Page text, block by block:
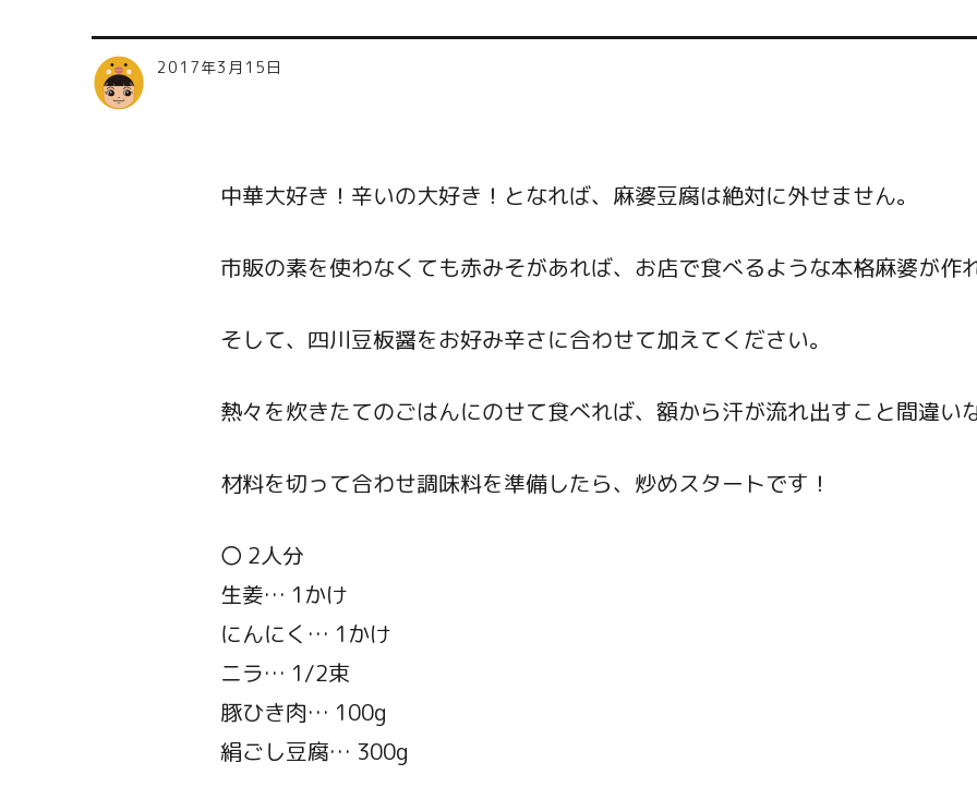
2017年3月15日
中華大好き！辛いの大好き！となれば、麻婆豆腐は絶対に外せません。
市販の素を使わなくても赤みそがあれば、お店で食べるような本格麻婆が作
そして、四川豆板醤をお好み辛さに合わせて加えてください。
熱々を炊きたてのごはんにのせて食べれば、額から汗が流れ出すこと間違い
材料を切って合わせ調味料を準備したら、炒めスタートです！
〇 2人分
生姜… 1かけ
にんにく… 1かけ
ニラ… 1/2束
豚ひき肉… 100g
絹ごし豆腐… 300g